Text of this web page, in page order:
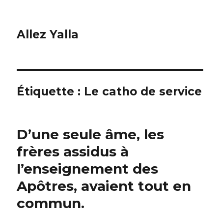
Allez Yalla
Étiquette : Le catho de service
D’une seule âme, les
frères assidus à
l’enseignement des
Apôtres, avaient tout en
commun.